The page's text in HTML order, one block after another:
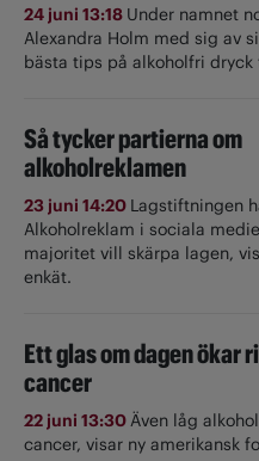
24 juni 13:18 Under namnet
Alexandra Holm med sig av
bästa tips på alkoholfri dryck
Så tycker partierna om
alkoholreklamen
23 juni 14:20 Lagstiftningen
Alkoholreklam i sociala
majoritet vill skärpa lagen,
enkät.
Ett glas om dagen ökar
cancer
22 juni 13:30Även låg
cancer, visar ny amerikansk